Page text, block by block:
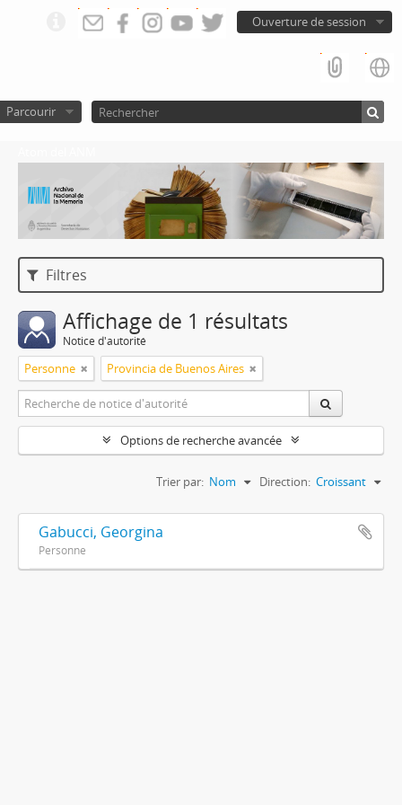
Ouverture de session
Parcourir
Filtres
Affichage de 1 résultats
Notice d'autorité
Personne Provincia de Buenos Aires
Options de recherche avancée
Trier par: Nom Direction: Croissant
Gabucci, Georgina
Personne